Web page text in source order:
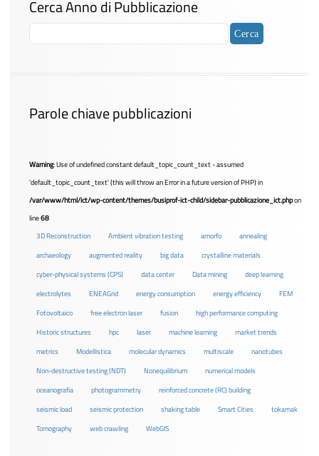
Cerca Anno di Pubblicazione
Parole chiave pubblicazioni
Warning: Use of undefined constant default_topic_count_text - assumed
'default_topic_count_text' (this will throw an Error in a future version of PHP) in
/var/www/html/ict/wp-content/themes/busiprof-ict-child/sidebar-pubblicazione_ict.phpon
line68
3D Reconstruction
Ambient vibration testing amorfo
annealing
archaeology
augmented reality big data
crystalline materials
cyber-physical systems (CPS)
data center Data mining
deep learning
electrolytes
ENEAGrid energy consumption energy efficiency
FEM
Fotovoltaico
free electron laser fusion
high performance computing
Historic structures
hpc laser machine learning
market trends
metrics
Modellistica molecular dynamics multiscale
nanotubes
Non-destructive testing (NDT)
Nonequilibrium
numerical models
oceanografia
photogrammetry
reinforced concrete (RC) building
seismic load
seismic protection shaking table Smart Cities
tokamak
Tomography
web crawling WebGIS